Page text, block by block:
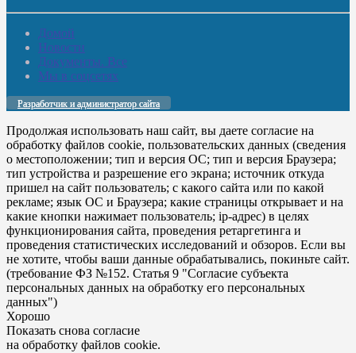
Домой
Новости
Документы. Все
Мы в соцсетях
Разработчик и администратор сайта
Продолжая использовать наш сайт, вы даете согласие на
обработку файлов cookie, пользовательских данных (сведения
о местоположении; тип и версия ОС; тип и версия Браузера;
тип устройства и разрешение его экрана; источник откуда
пришел на сайт пользователь; с какого сайта или по какой
рекламе; язык ОС и Браузера; какие страницы открывает и на
какие кнопки нажимает пользователь; ip-адрес) в целях
функционирования сайта, проведения ретаргетинга и
проведения статистических исследований и обзоров. Если вы
не хотите, чтобы ваши данные обрабатывались, покиньте сайт.
(требование ФЗ №152. Статья 9 "Согласие субъекта
персональных данных на обработку его персональных
данных")
Хорошо
Показать снова согласие
на обработку файлов cookie.